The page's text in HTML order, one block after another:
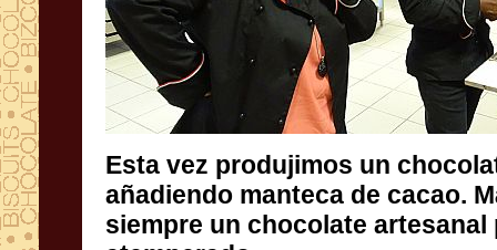
Esta vez produjimos un
añadiendo manteca de
siempre un chocolate